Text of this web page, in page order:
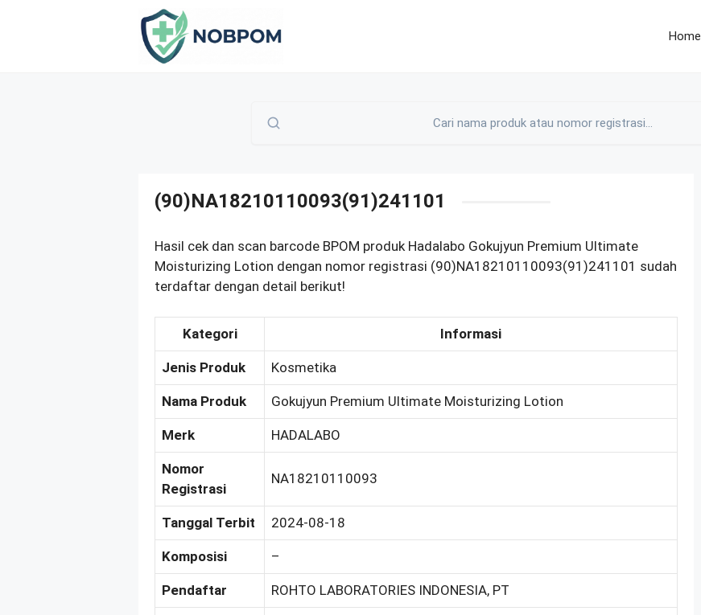
Home
(90)NA18210110093(91)241101
Hasil cek dan scan barcode BPOM produk Hadalabo Gokujyun Premium Ultimate
Moisturizing Lotion dengan nomor registrasi (90)NA18210110093(91)241101 sudah
terdaftar dengan detail berikut!
Kategori Informasi
Jenis Produk Kosmetika
Nama Produk Gokujyun Premium Ultimate Moisturizing Lotion
Merk HADALABO
Nomor
Registrasi
NA18210110093
Tanggal Terbit 2024-08-18
Komposisi –
Pendaftar ROHTO LABORATORIES INDONESIA, PT